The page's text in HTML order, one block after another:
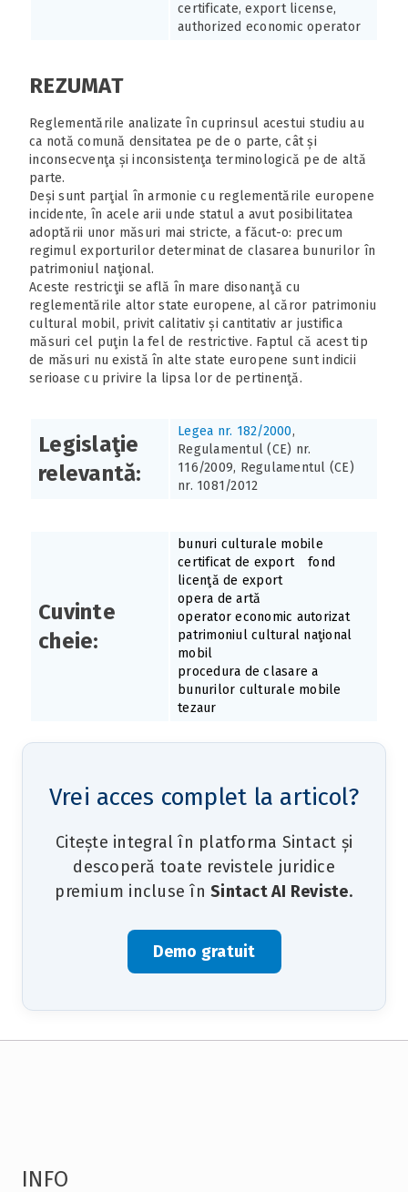
certificate, export license,
authorized economic operator
REZUMAT
Reglementările analizate în cuprinsul acestui studiu au
ca notă comună densitatea pe de o parte, cât și
inconsecvenţa și inconsistenţa terminologică pe de altă
parte.
Deși sunt parţial în armonie cu reglementările europene
incidente, în acele arii unde statul a avut posibilitatea
adoptării unor măsuri mai stricte, a făcut-o: precum
regimul exporturilor determinat de clasarea bunurilor în
patrimoniul naţional.
Aceste restricţii se află în mare disonanţă cu
reglementările altor state europene, al căror patrimoniu
cultural mobil, privit calitativ și cantitativ ar justifica
măsuri cel puţin la fel de restrictive. Faptul că acest tip
de măsuri nu există în alte state europene sunt indicii
serioase cu privire la lipsa lor de pertinenţă.
Legislaţie
relevantă:
Legea nr. 182/2000,
Regulamentul (CE) nr.
116/2009, Regulamentul (CE)
nr. 1081/2012
Cuvinte
cheie:
bunuri culturale mobile
certificat de export
fond
licenţă de export
opera de artă
operator economic autorizat
patrimoniul cultural naţional
mobil
procedura de clasare a
bunurilor culturale mobile
tezaur
Vrei acces complet la articol?
Citește integral în platforma Sintact și
descoperă toate revistele juridice
premium incluse în Sintact AI Reviste.
Demo gratuit
INFO